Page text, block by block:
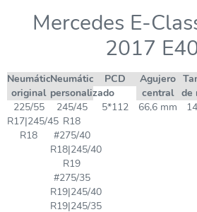
Mercedes E-
2017
Neumático
original
Neumático
personalizado
PCD
Agujero
central de
225/55
R17|245/45
R18
245/45
R18
#275/40
R18|245/40
R19
#275/35
R19|245/40
R19|245/35
5*112 66,6 mm